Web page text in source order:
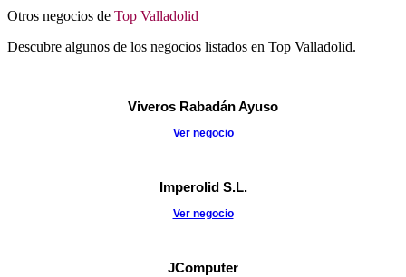
Otros negocios de Top Valladolid
Descubre algunos de los negocios listados en Top Valladolid.
Viveros Rabadán Ayuso
Ver negocio
Imperolid S.L.
Ver negocio
JComputer